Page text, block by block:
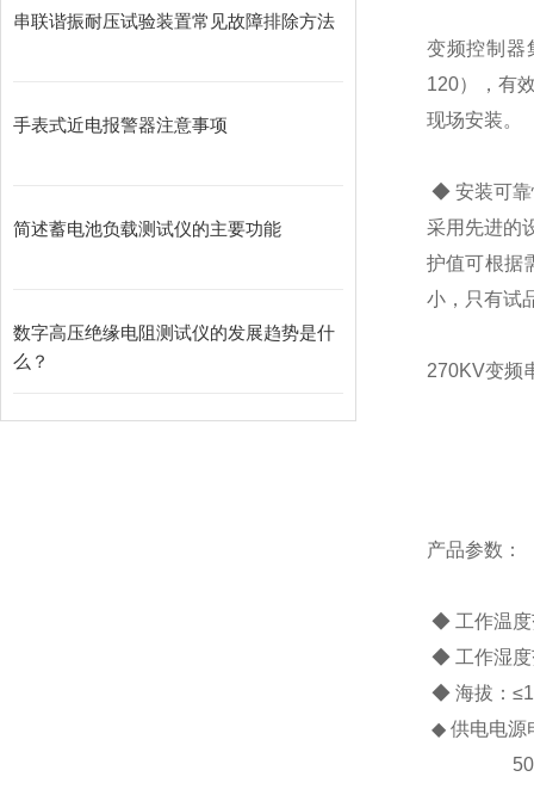
串联谐振耐压试验装置常见故障排除方法
手表式近电报警器注意事项
简述蓄电池负载测试仪的主要功能
数字高压绝缘电阻测试仪的发展趋势是什
么？
变频控制器
120），有
现场安装。
◆ 安装可靠
采用先进的
护值可根据
小，只有试
270KV变频
产品参数：
◆ 工作温
◆ 工作湿度
◆ 海拔：
◆ 供电电源
50/